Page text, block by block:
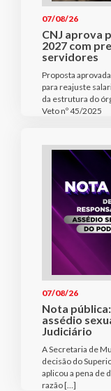
07/08/26
CNJ aprova
2027 com
servidores
Proposta
para reajuste
da estrutura do
Veto nº 45/2025
07/08/26
Nota
assédio
Judiciário
A Secretaria de
decisão do
aplicou a pena de
razão […]